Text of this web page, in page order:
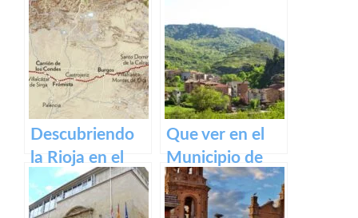
Gallinero de
Cameros de La
Rioja
Cameros de La
Rioja
Descubriendo
la Rioja en el
Camino de
Santiago
Que ver en el
Municipio de
Ventrosa de La
Rioja